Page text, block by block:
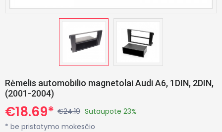
Rėmelis automobilio magnetolai Audi A6, 1DIN, 2DIN,
(2001-2004)
€18.69* €24.19 Sutaupote 23%
* be pristatymo mokesčio